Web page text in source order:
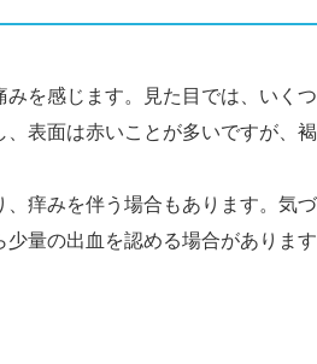
みを感じます。見た目では、いく
表面は赤いことが多いですが、
痒みを伴う場合もあります。気
量の出血を認める場合がありま